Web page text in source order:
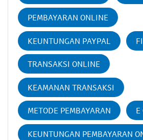
PEMBAYARAN ONLINE
KEUNTUNGAN PAYPAL
TRANSAKSI ONLINE
KEAMANAN TRANSAKSI
METODE PEMBAYARAN E
KEUNTUNGAN PEMBAYARAN